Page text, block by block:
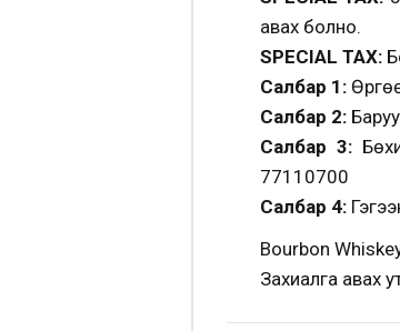
авах болно.
SPECIAL TAX:
Салбар 1:
Салбар 2:
Салбар 3:
77110700
Салбар 4:
Bourbon
Захиалга авах